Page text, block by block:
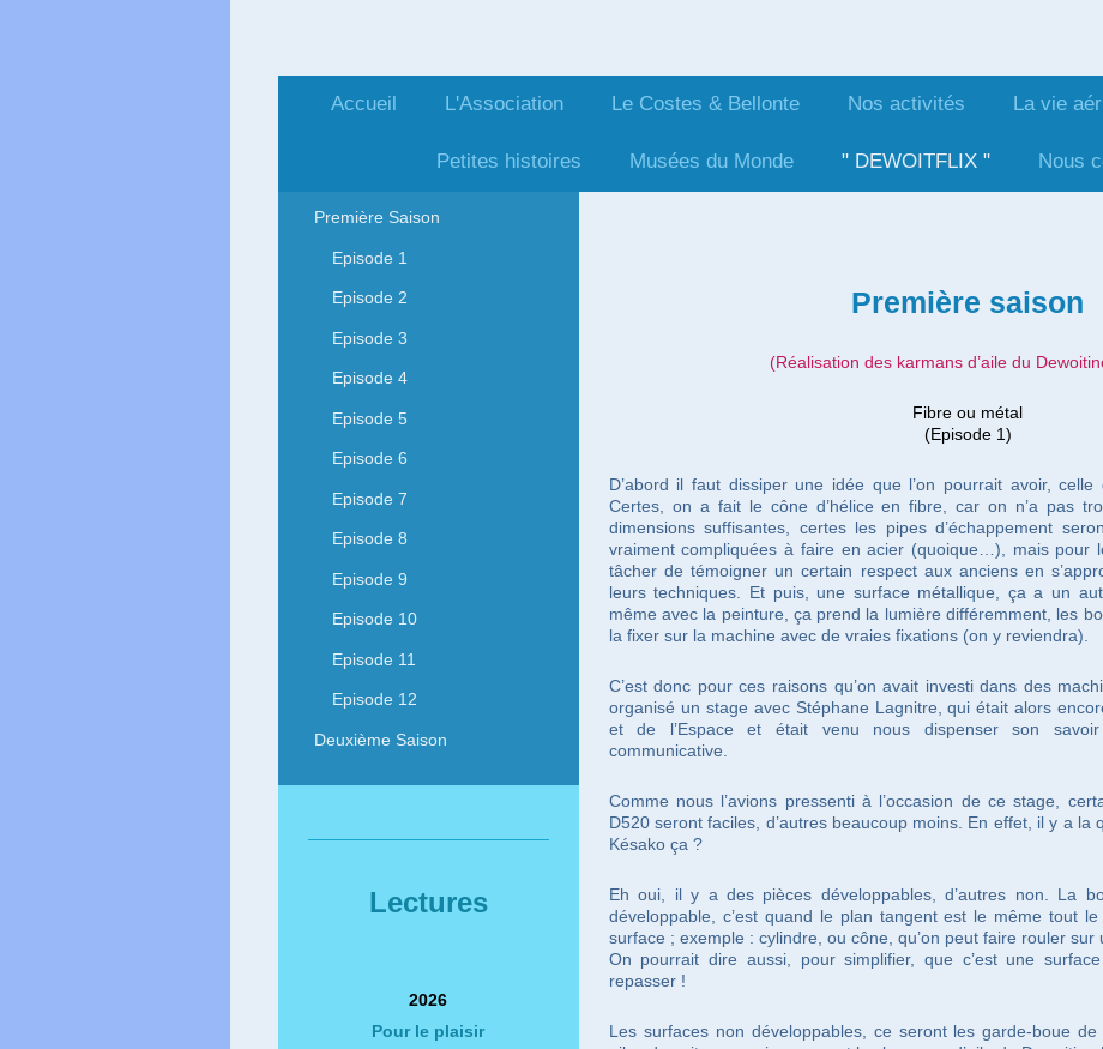
Accueil L'Association Le Costes & Bellonte Nos activités La vie
Petites histoires Musées du Monde " DEWOITFLIX " Nous
Ailes Historiques du
Première saison
(Réalisation des karmans d’aile du
Fibre ou métal
(Episode 1)
D’abord il faut dissiper une idée que l’on pourrait avoir,
Certes, on a fait le cône d’hélice en fibre, car on n’a pas
dimensions suffisantes, certes les pipes d’échappement
vraiment compliquées à faire en acier (quoique…), mais pour
tâcher de témoigner un certain respect aux anciens en
leurs techniques. Et puis, une surface métallique, ça a un
même avec la peinture, ça prend la lumière différemment, les
la fixer sur la machine avec de vraies fixations (on y reviendra).
C’est donc pour ces raisons qu’on avait investi dans des
organisé un stage avec Stéphane Lagnitre, qui était alors
et de l’Espace et était venu nous dispenser son
communicative.
Comme nous l’avions pressenti à l’occasion de ce stage,
D520 seront faciles, d’autres beaucoup moins. En effet, il y a la
Késako ça ?
Eh oui, il y a des pièces développables, d’autres non. La
développable, c’est quand le plan tangent est le même tout
surface ; exemple : cylindre, ou cône, qu’on peut faire rouler sur
On pourrait dire aussi, pour simplifier, que c’est une
repasser !
Les surfaces non développables, ce seront les garde-boue
Première Saison
Episode 1
Episode 2
Episode 3
Episode 4
Episode 5
Episode 6
Episode 7
Episode 8
Episode 9
Episode 10
Episode 11
Episode 12
Deuxième Saison
Lectures
2026
Pour le plaisir